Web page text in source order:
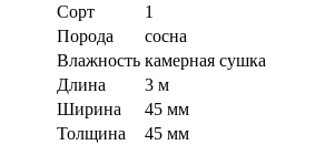
Сорт
1
Порода
сосна
Влажность камерная сушка
Длина
3 м
Ширина
45 мм
Толщина
45 мм